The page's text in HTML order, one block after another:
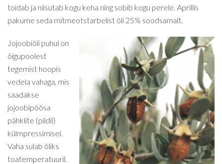
toidab ja niisutab kogu keha ning sobib kogu perele. Aprillis
pakume seda mitmeotstarbelist õli 25% soodsamalt.
Jojoobiõli puhul on
õigupoolest
tegemist hoopis
vedela vahaga, mis
saadakse
jojoobipõõsa
pähklite (pildil)
külmpressimisel.
Vaha sulab õliks
toatemperatuuril.